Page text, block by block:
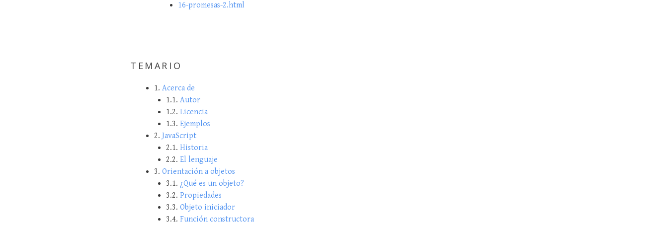
16-promesas-2.html
TEMARIO
1. Acerca de
1.1. Autor
1.2. Licencia
1.3. Ejemplos
2. JavaScript
2.1. Historia
2.2. El lenguaje
3. Orientación a objetos
3.1. ¿Qué es un objeto?
3.2. Propiedades
3.3. Objeto iniciador
3.4. Función constructora